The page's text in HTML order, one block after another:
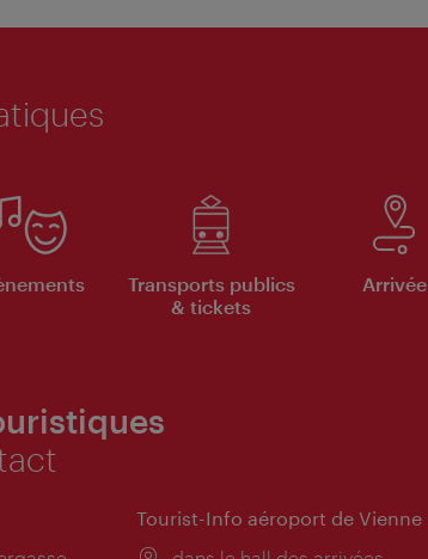
Transports publics
& tickets
Arrivée
Tourist-Info aéroport de Vienne